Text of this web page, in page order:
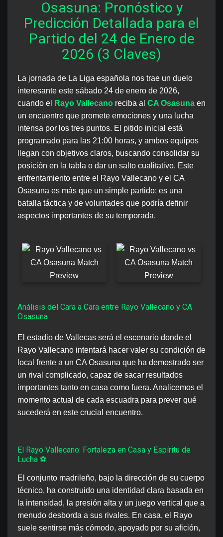
Osasuna: Pronóstico y
Predicción Detallada para el
Partido del 24 de Enero de
2026 (3 Claves)
La jornada de La Liga española nos trae un duelo
interesante este sábado 24 de enero de 2026,
cuando el
Rayo Vallecano reciba al CA Osasuna en
un encuentro que promete emociones y una lucha
intensa por los tres puntos. El pitido inicial está
programado para las 21:00 horas, y ambos equipos
llegan con objetivos claros, buscando consolidar su
posición en la tabla o dar un salto cualitativo. Este
enfrentamiento entre el Rayo Vallecano y el CA
Osasuna es más que un simple partido; es una
batalla táctica y de voluntades que podría definir
aspectos importantes de su temporada.
Análisis del Cara a Cara entre Rayo Vallecano y CA
Osasuna
El estadio de Vallecas será el escenario donde el
Rayo Vallecano intentará hacer valer su condición de
local frente a un CA Osasuna que ha demostrado ser
un rival complicado, capaz de sacar resultados
importantes tanto en casa como fuera. Analicemos el
momento actual de cada escuadra para prever qué
sucederá en este crucial encuentro.
El Rayo Vallecano: Fortaleza en Casa y Espíritu de
Lucha ⚽️
El conjunto madrileño, bajo la dirección de su cuerpo
técnico, ha construido una identidad clara basada en
la intensidad, la presión alta y un juego vertical que a
menudo desborda a sus rivales. En casa, el Rayo
suele sentirse más cómodo, apoyado por su afición,